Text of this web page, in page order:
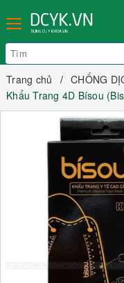
Trang chủ
CHỐNG
Khẩu Trang 4D Bísou